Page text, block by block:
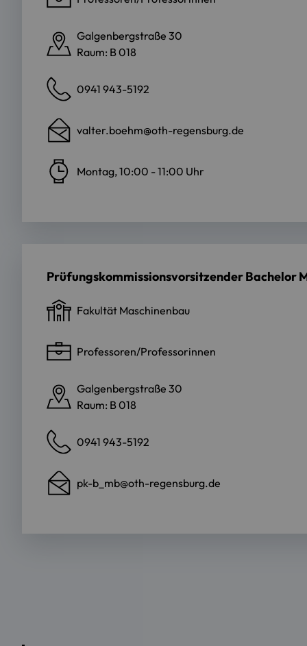
Galgenbergstraße 30
Raum: B 018
0941 943-5192
valter.boehm@oth-regensburg.de
Montag, 10:00 - 11:00 Uhr
Prüfungskommissionsvorsitzender Bachelor
Fakultät Maschinenbau
Professoren/Professorinnen
Galgenbergstraße 30
Raum: B 018
0941 943-5192
pk-b_mb@oth-regensburg.de